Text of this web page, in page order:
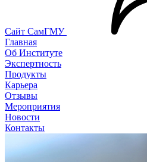
Сайт СамГМУ
Главная
Об Институте
Экспертность
Продукты
Карьера
Отзывы
Мероприятия
Новости
Контакты